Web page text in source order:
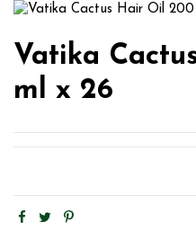
Vatika
ml x 26